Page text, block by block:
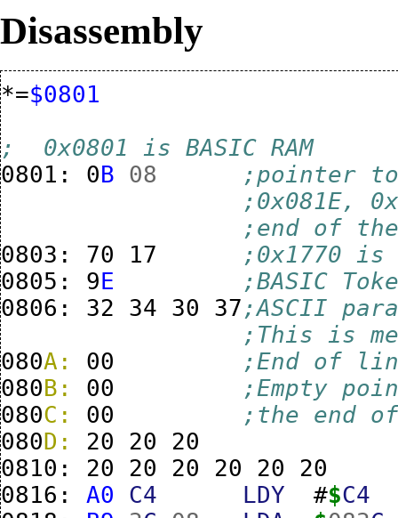
Disassembly
*=$0801
;  0x0801 is BASIC RAM
0801:
0B 08
;pointer to
;end of
0803:
70 17
;0x1770 is
0805:
9E
;BASIC
0806:
32 34 30 37 ;ASCII
;This is
080A: 00
;End of
080B: 00
;Empty
080C: 00
;the end of
080D: 20 20
20
0810:
20 20 20 20 20
20
0816:
A0 C4 LDY #$C4